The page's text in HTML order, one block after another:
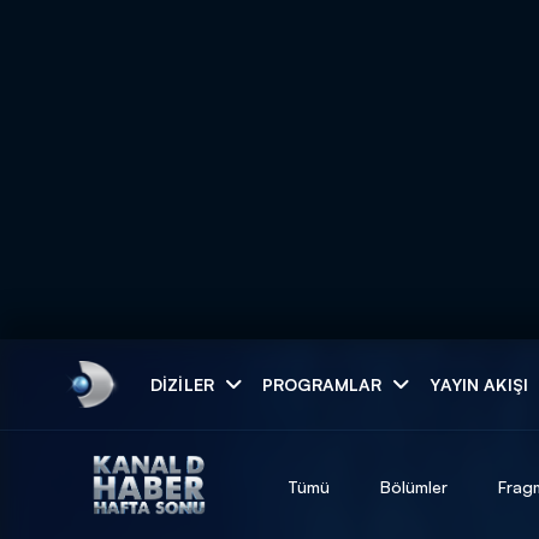
DIZILER PROGRAMLAR YAYIN AKIŞI
Tümü Bölümler